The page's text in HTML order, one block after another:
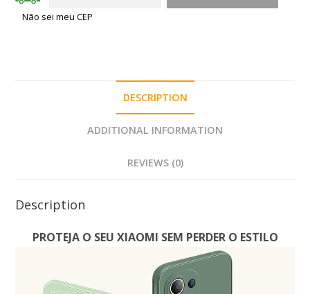
Não sei meu CEP
DESCRIPTION
ADDITIONAL INFORMATION
REVIEWS (0)
Description
PROTEJA O SEU XIAOMI SEM PERDER O ESTILO